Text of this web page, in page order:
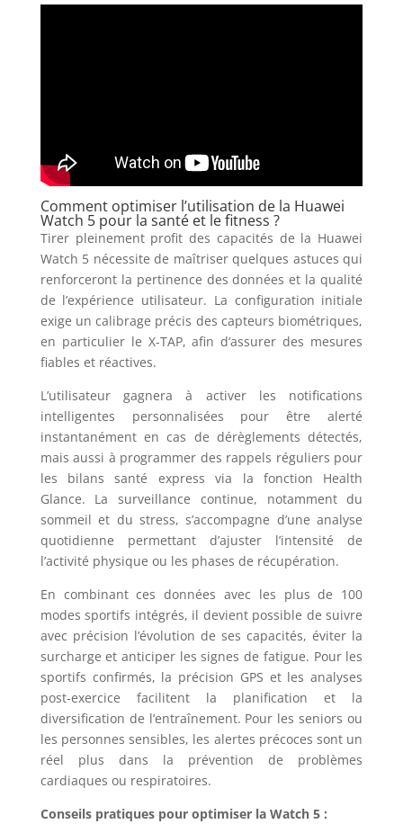
Comment optimiser l’utilisation de la Huawei
Watch 5 pour la santé et le fitness ?
Tirer pleinement profit des capacités de la Huawei
Watch 5 nécessite de maîtriser quelques astuces qui
renforceront la pertinence des données et la qualité
de l’expérience utilisateur. La configuration initiale
exige un calibrage précis des capteurs biométriques,
en particulier le X-TAP, afin d’assurer des mesures
fiables et réactives.
L’utilisateur gagnera à activer les notifications
intelligentes personnalisées pour être alerté
instantanément en cas de dérèglements détectés,
mais aussi à programmer des rappels réguliers pour
les bilans santé express via la fonction Health
Glance. La surveillance continue, notamment du
sommeil et du stress, s’accompagne d’une analyse
quotidienne permettant d’ajuster l’intensité de
l’activité physique ou les phases de récupération.
En combinant ces données avec les plus de 100
modes sportifs intégrés, il devient possible de suivre
avec précision l’évolution de ses capacités, éviter la
surcharge et anticiper les signes de fatigue. Pour les
sportifs confirmés, la précision GPS et les analyses
post-exercice facilitent la planification et la
diversification de l’entraînement. Pour les seniors ou
les personnes sensibles, les alertes précoces sont un
réel plus dans la prévention de problèmes
cardiaques ou respiratoires.
Conseils pratiques pour optimiser la Watch 5 :